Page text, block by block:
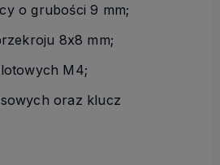
o grubości 9 mm;
8x8 mm;
M4;
oraz klucz